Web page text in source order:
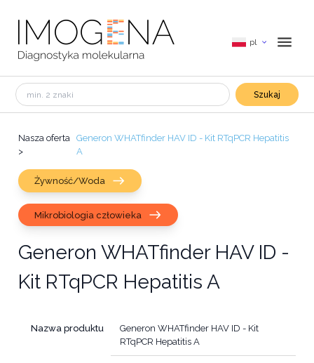
pl
Szukaj
Nasza oferta
>
Generon WHATfinder HAV ID - Kit RTqPCR Hepatitis
A
Żywność/Woda
Mikrobiologia człowieka
Generon WHATfinder HAV ID -
Kit RTqPCR Hepatitis A
Nazwa produktu
Generon WHATfinder HAV ID - Kit
RTqPCR Hepatitis A